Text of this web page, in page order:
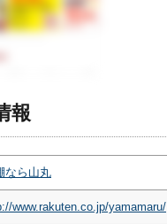
報
なら山丸
www.rakuten.co.jp/yamamaru/